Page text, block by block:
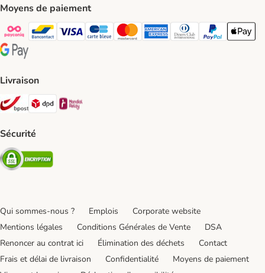
Moyens de paiement
Payconiq Payment Method
bancontact Payment Method
Visa Payment Method
carte bleue Payment Method
Master card Payment Method
American express Payment
Diners club Payment
Paypal Payment
Apple
Google Pay Payment Method
Livraison
Bpost Shipping Method
DPD Shipping Method
Sécurité
Security
Qui sommes-nous ? Emplois
Corporate website
Mentions légales
Conditions Générales de Vente
DSA
Renoncer au contrat ici
Élimination des déchets
Contact
Frais et délai de livraison
Confidentialité
Moyens de paiement